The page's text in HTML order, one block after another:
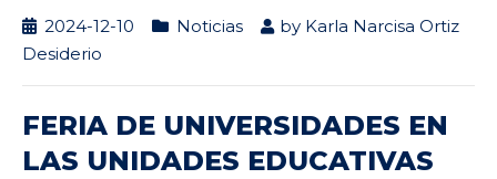
2024-12-10 Noticias by Karla Narcisa Ortiz
Desiderio
FERIA DE UNIVERSIDADES EN
LAS UNIDADES EDUCATIVAS